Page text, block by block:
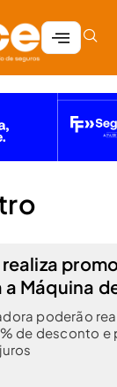
Máquina
poderão
de desconto e